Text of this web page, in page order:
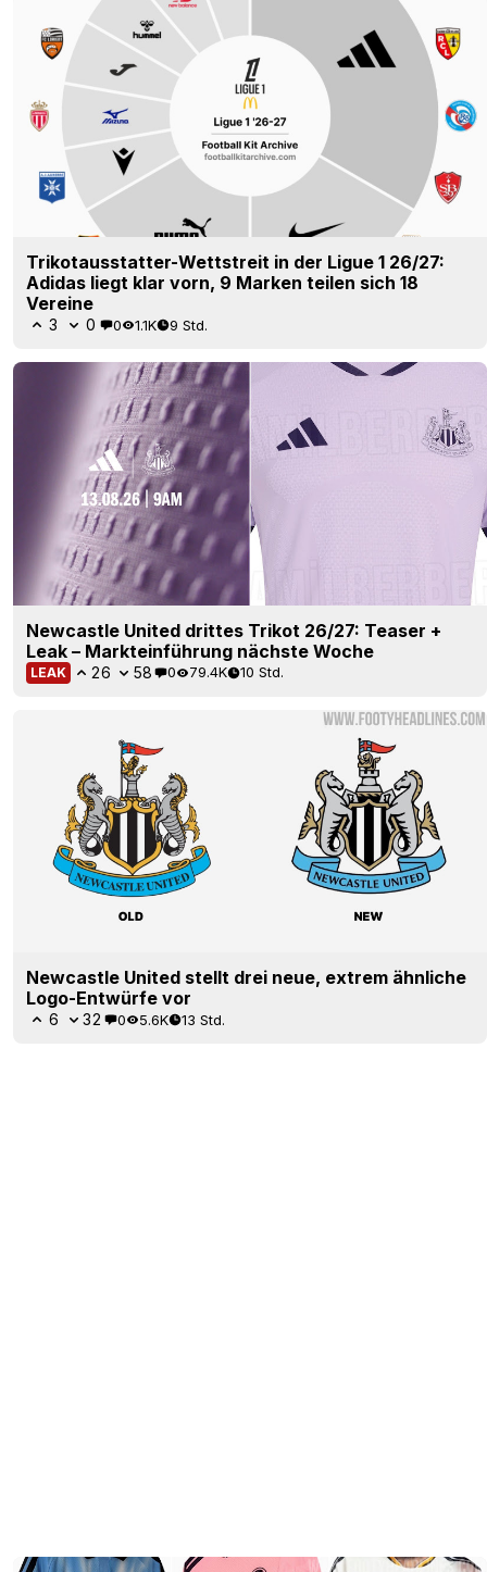
Trikotausstatter-Wettstreit in der Ligue 1 26/27:
Adidas liegt klar vorn, 9 Marken teilen sich 18
Vereine
3 0 0 1.1K 9 Std.
Newcastle United drittes Trikot 26/27: Teaser +
Leak – Markteinführung nächste Woche
LEAK 26 58 0 79.4K 10 Std.
Newcastle United stellt drei neue, extrem ähnliche
Logo-Entwürfe vor
6 32 0 5.6K 13 Std.